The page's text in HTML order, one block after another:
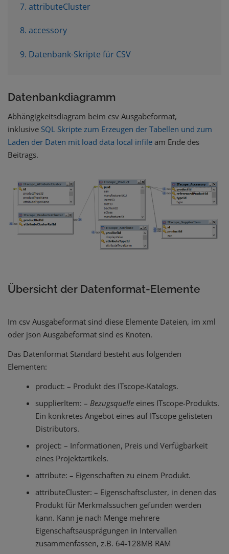
7. attributeCluster
8. accessory
9. Datenbank-Skripte für CSV
Datenbankdiagramm
Abhängigkeitsdiagram beim csv Ausgabeformat,
inklusive SQL Skripte zum Erzeugen der Tabellen und zum
Laden der Daten mit load data local infile am Ende des
Beitrags.
Übersicht der Datenformat-Elemente
Im csv Ausgabeformat sind diese Elemente Dateien, im xml
oder json Ausgabeformat sind es Knoten.
Das Datenformat Standard besteht aus folgenden
Elementen:
product: – Produkt des ITscope-Katalogs.
supplierItem: – Bezugsquelleeines ITscope-Produkts.
Ein konkretes Angebot eines auf ITscope gelisteten
Distributors.
project: – Informationen, Preis und Verfügbarkeit
eines Projektartikels.
attribute: – Eigenschaften zu einem Produkt.
attributeCluster: – Eigenschaftscluster, in denen das
Produkt für Merkmalssuchen gefunden werden
kann. Kann je nach Menge mehrere
Eigenschaftsausprägungen in Intervallen
zusammenfassen, z.B. 64-128MB RAM